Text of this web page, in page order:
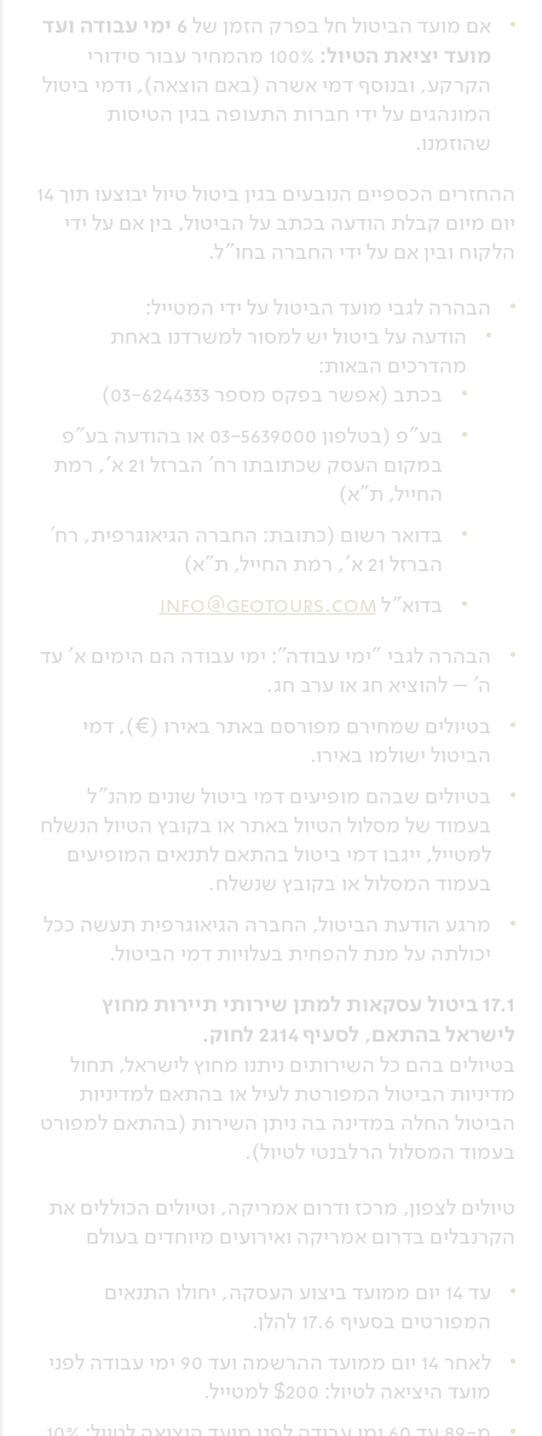
אם מועד הביטול חל בפרק הזמן של
ועד
מועד יציאת הטיול:
100% מהמחיר עבור סידורי
הקרקע, ובנוסף דמי אשרה (באם הוצאה), ודמי ביטול
המונהגים על ידי חברות התעופה בגין הטיסות
שהוזמנו.
ההחזרים הכספיים הנובעים בגין ביטול טיול יבוצעו תוך 14
יום מיום קבלת הודעה בכתב על הביטול, בין אם על ידי
הלקוח ובין אם על ידי החברה בחו"ל.
הבהרה לגבי מועד הביטול על ידי המטייל:
הודעה על ביטול יש למסור למשרדנו באחת
מהדרכים הבאות:
בכתב (אפשר בפקס מספר 03-6244333)
בע"פ (בטלפון 03-5639000 או בהודעה בע"פ
במקום העסק שכתובתו רח' הברזל 21 א', רמת
החייל, ת"א)
בדואר רשום (כתובת: החברה הגיאוגרפית, רח'
הברזל 21 א', רמת החייל, ת"א)
בדוא"לinfo@geotours.com
הבהרה לגבי "ימי עבודה": ימי עבודה הם הימים א' עד
ה' – להוציא חג או ערב חג.
בטיולים שמחירם מפורסם באתר באירו (€), דמי
הביטול ישולמו באירו.
בטיולים שבהם מופיעים דמי ביטול שונים מהנ"ל
בעמוד של מסלול הטיול באתר או בקובץ הטיול הנשלח
למטייל, ייגבו דמי ביטול בהתאם לתנאים המופיעים
בעמוד המסלול או בקובץ שנשלח.
מרגע הודעת הביטול, החברה הגיאוגרפית תעשה ככל
יכולתה על מנת להפחית בעלויות דמי הביטול.
17.1 ביטול עסקאות למתן שירותי תיירות מחוץ
לישראל בהתאם, לסעיף 14ג2 לחוק.
בטיולים בהם כל השירותים ניתנו מחוץ לישראל, תחול
מדיניות הביטול המפורטת לעיל או בהתאם למדיניות
הביטול החלה במדינה בה ניתן השירות (בהתאם למפורט
בעמוד המסלול הרלבנטי לטיול).
טיולים לצפון, מרכז ודרום אמריקה, וטיולים הכוללים את
הקרנבלים בדרום אמריקה ואירועים מיוחדים בעולם
עד 14 יום ממועד ביצוע העסקה, יחולו התנאים
המפורטים בסעיף 17.6 להלן.
לאחר 14 יום ממועד ההרשמה ועד 90 ימי עבודה לפני
מועד היציאה לטיול: $200 למטייל.